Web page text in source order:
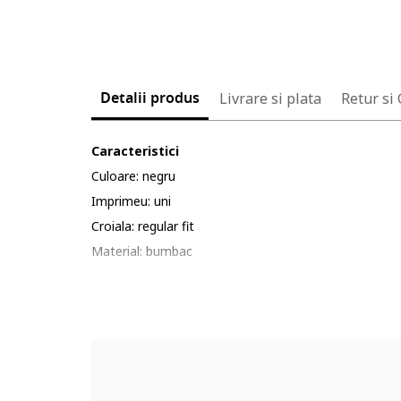
Detalii produs Livrare si plata Retur si
Caracteristici
Culoare: negru
Imprimeu: uni
Croiala: regular fit
Material: bumbac